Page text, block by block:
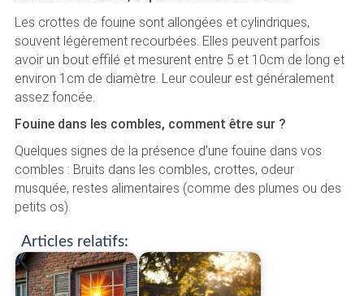
Les crottes de fouine sont allongées et cylindriques,
souvent légèrement recourbées. Elles peuvent parfois
avoir un bout effilé et mesurent entre 5 et 10cm de long et
environ 1cm de diamètre. Leur couleur est généralement
assez foncée.
Fouine dans les combles, comment être sur ?
Quelques signes de la présence d’une fouine dans vos
combles : Bruits dans les combles, crottes, odeur
musquée, restes alimentaires (comme des plumes ou des
petits os).
Articles relatifs: